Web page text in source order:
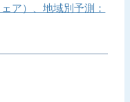
ア）、地域別予測：